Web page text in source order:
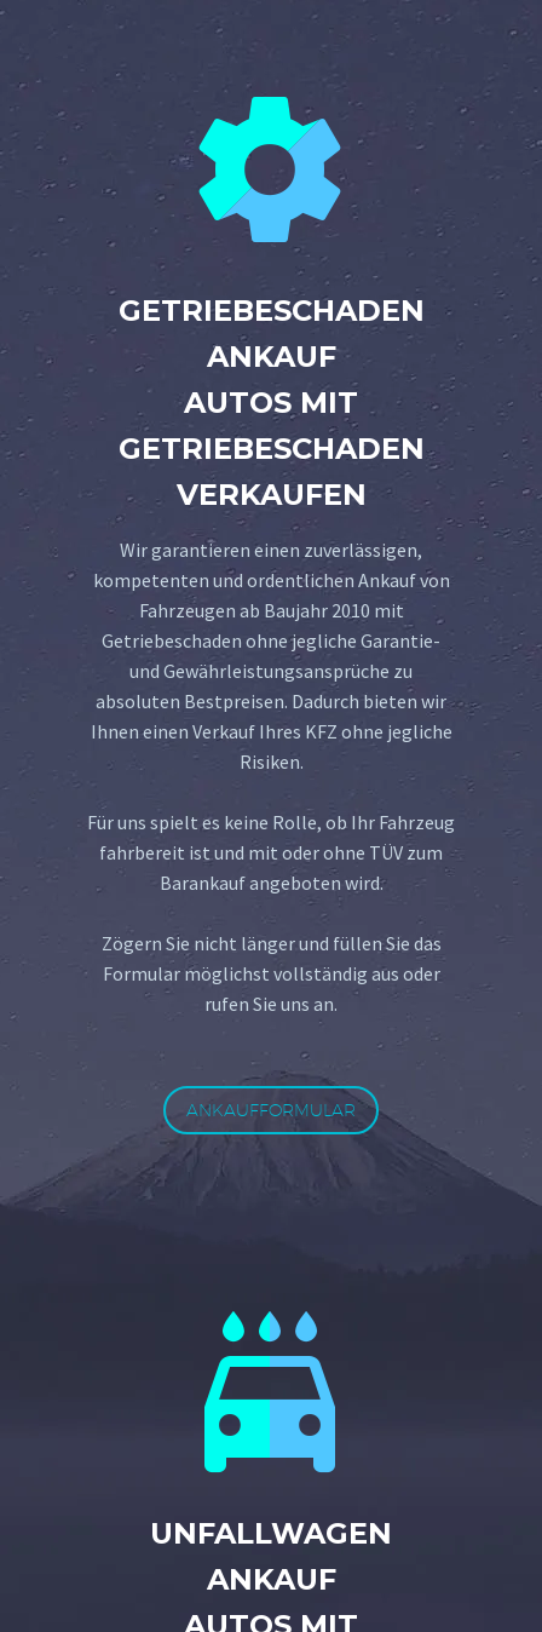


GETRIEBESCHADEN
ANKAUF
AUTOS MIT
GETRIEBESCHADEN
VERKAUFEN
Wir garantieren einen zuverlässigen,
kompetenten und ordentlichen Ankauf von
Fahrzeugen ab Baujahr 2010 mit
Getriebeschaden ohne jegliche Garantie-
und Gewährleistungsansprüche zu
absoluten Bestpreisen. Dadurch bieten wir
Ihnen einen Verkauf Ihres KFZ ohne jegliche
Risiken.
Für uns spielt es keine Rolle, ob Ihr Fahrzeug
fahrbereit ist und mit oder ohne TÜV zum
Barankauf angeboten wird.
Zögern Sie nicht länger und füllen Sie das
Formular möglichst vollständig aus oder
rufen Sie uns an.
ANKAUFFORMULAR


UNFALLWAGEN
ANKAUF
AUTOS MIT